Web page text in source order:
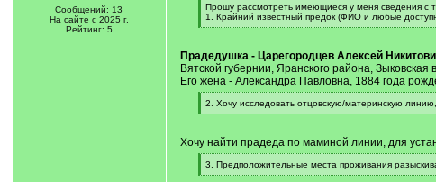
Сообщений: 13
На сайте с 2025 г.
Рейтинг: 5
[
q
]
Прошу рассмотреть имеющиеся у меня сведения с
1. Крайний известный предок (ФИО и любые
[
]
Прадедушка - Царегородцев Алексей
Вятской губернии, Яранского района,
Его жена - Александра Павловна, 1884 года
[
q
2. Хочу исследовать отцовскую/материнскую
[
]
Хочу найти прадеда по маминой линии, для
[
q
3. Предположительные места проживания
[